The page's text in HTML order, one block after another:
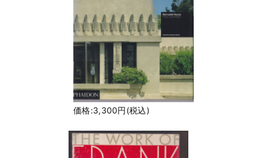
価格:3,300円(税込)